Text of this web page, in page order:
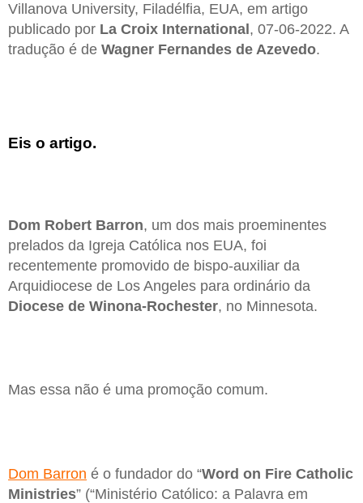
Villanova University, Filadélfia, EUA, em artigo
publicado por La Croix International , 07-06-2022. A
tradução é de Wagner Fernandes de Azevedo.
Eis o artigo.
Dom Robert Barron, um dos mais proeminentes
prelados da Igreja Católica nos EUA, foi
recentemente promovido de bispo-auxiliar da
Arquidiocese de Los Angeles para ordinário da
Diocese de Winona-Rochester, no Minnesota.
Mas essa não é uma promoção comum.
Dom Barron é o fundador do “Word on Fire Catholic
Ministries” (“Ministério Católico: a Palavra em